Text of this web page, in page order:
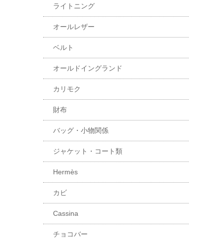
ライトニング
オールレザー
ベルト
オールドイングランド
カリモク
財布
バッグ・小物関係
ジャケット・コート類
Hermès
カビ
Cassina
チョコバー